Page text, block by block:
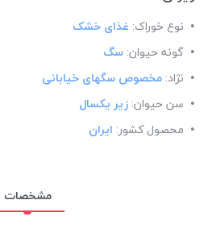
نوع خوراک: غذای خشک
گونه حیوان: سگ
نژاد: مخصوص سگهای خیابانی
سن حیوان: زیر یکسال
محصول کشور: ایران
مشخصات